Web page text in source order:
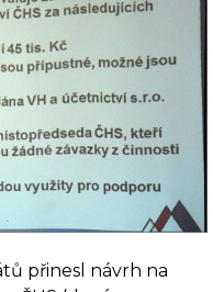
přinesl návrh na